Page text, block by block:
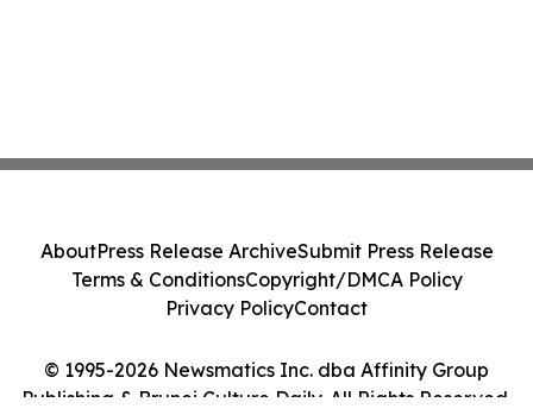
© 1995-2026 Newsmatics Inc. dba Affinity Group
Publishing & Brunei Culture Daily. All Rights Reserved.
AboutPress Release ArchiveSubmit Press Release
Terms & ConditionsCopyright/DMCA Policy
Privacy PolicyContact